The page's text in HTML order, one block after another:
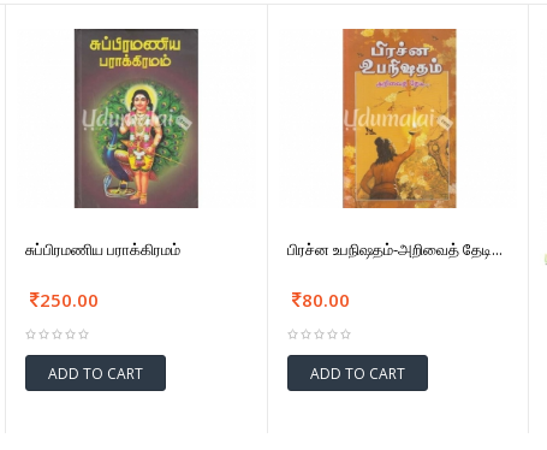
சுப்பிரமணிய பராக்கிரமம்
250.00
ADD TO CART
பிரச்ன உபநிஷதம்-அறிவைத் தேடி...
80.00
ADD TO CART